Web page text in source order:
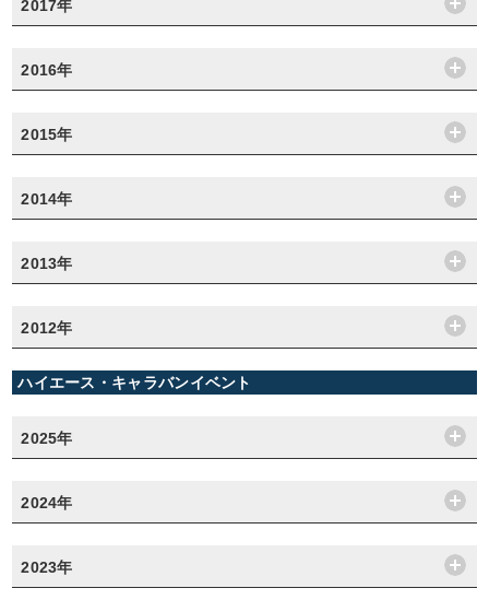
2017年
2016年
2015年
2014年
2013年
2012年
ハイエース・キャラバンイベント
2025年
2024年
2023年